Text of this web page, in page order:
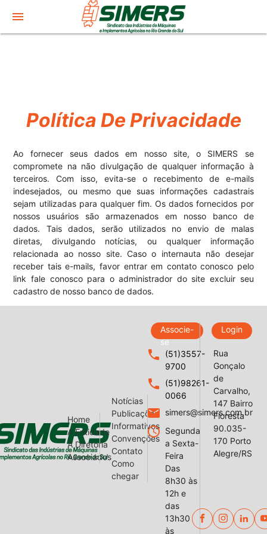
menu
Política De Privacidade
Ao fornecer seus dados em nosso site, o SIMERS se
compromete na não divulgação de qualquer informação à
terceiros. Com isso, evita-se o recebimento de e-mails
indesejados, ou mesmo que suas informações cadastrais
sejam utilizadas para qualquer fim. Os dados fornecidos por
nossos usuários são armazenados em nosso banco de
dados. Tais dados, serão utilizados no envio de malas
diretas, divulgando notícias, ou qualquer informação
relacionada ao nosso site. Caso o internauta não desejar
receber tais e-mails, favor entrar em contato conosco pelo
link fale conosco para o administrador do site excluir seu
cadastro de nosso banco de dados.
Home
A Entidade
A Diretoria
Associados
Notícias
Publicações
Informativos
Convenções
Contato
Como
chegar
Associe-
se
Login
local_phone
(51)3557-
9700
local_phone
(51)98261-
0066
email simers@simers.com.br
query_builder Segunda
a Sexta-
Feira
Das
8h30 às
12h e
das
13h30
às
Rua
Gonçalo
de
Carvalho,
147 Bairro
Floresta
90.035-
170 Porto
Alegre/RS